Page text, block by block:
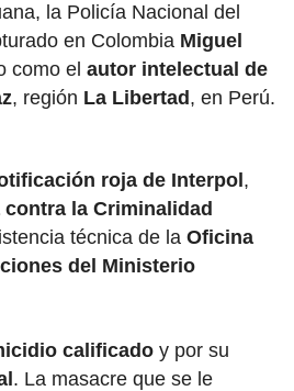
la Policía Nacional del
en Colombia Miguel
como el autor intelectual de
, región La Libertad , en Perú.
roja de Interpol ,
la Criminalidad
técnica de la Oficina
del Ministerio
calificado y por su
. La masacre que se le